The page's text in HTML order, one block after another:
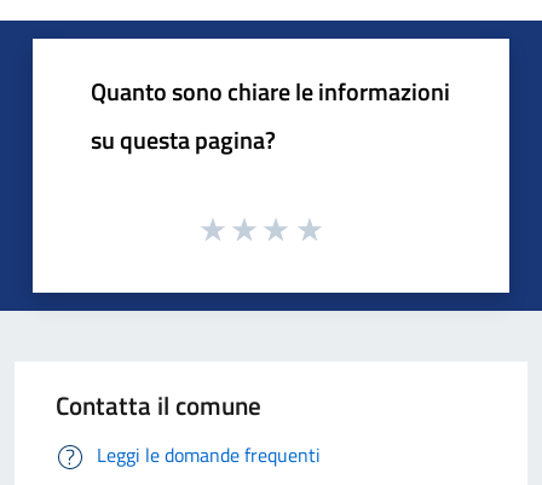
Quanto sono chiare le informazioni
su questa pagina?
Contatta il comune
Leggi le domande frequenti